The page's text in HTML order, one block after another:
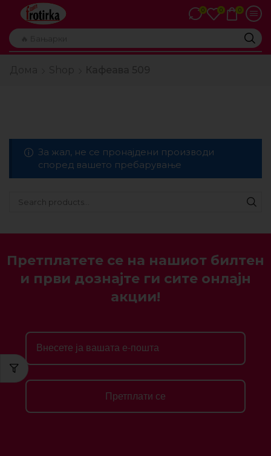
0 0 0
За жал, не се пронајдени производи
според вашето пребарување
Претплатете се на нашиот билтен
и први дознајте ги сите онлајн
акции!
Претплати се